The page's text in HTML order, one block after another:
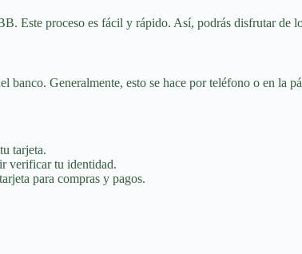
Este proceso es fácil y rápido. Así, podrás disfrutar de
Generalmente, esto se hace por teléfono o en la
tarjeta.
verificar tu identidad.
para compras y pagos.